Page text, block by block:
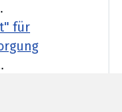
für
Chefsache